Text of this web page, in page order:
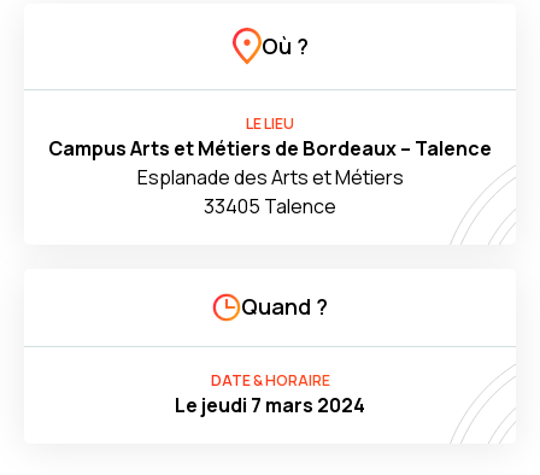
Où ?
LE LIEU
Campus Arts et Métiers de Bordeaux – Talence
Esplanade des Arts et Métiers
33405 Talence
Quand ?
DATE & HORAIRE
Le jeudi 7 mars 2024